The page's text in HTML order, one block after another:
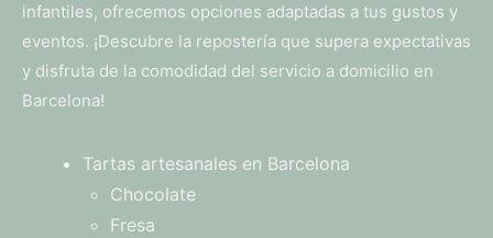
infantiles, ofrecemos opciones adaptadas a tus gustos y
eventos. ¡Descubre la repostería que supera expectativas
y disfruta de la comodidad del servicio a domicilio en
Barcelona!
Tartas artesanales en Barcelona
Chocolate
Fresa